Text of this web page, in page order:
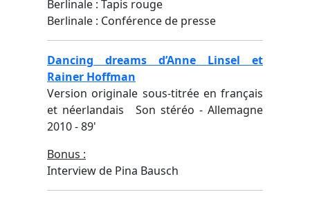
Berlinale : Tapis rouge
Berlinale : Conférence de presse
Dancing dreams d’Anne Linsel et
Rainer Hoffman
Version originale sous-titrée en français
et néerlandais Son stéréo - Allemagne
2010 - 89'
Bonus :
Interview de Pina Bausch